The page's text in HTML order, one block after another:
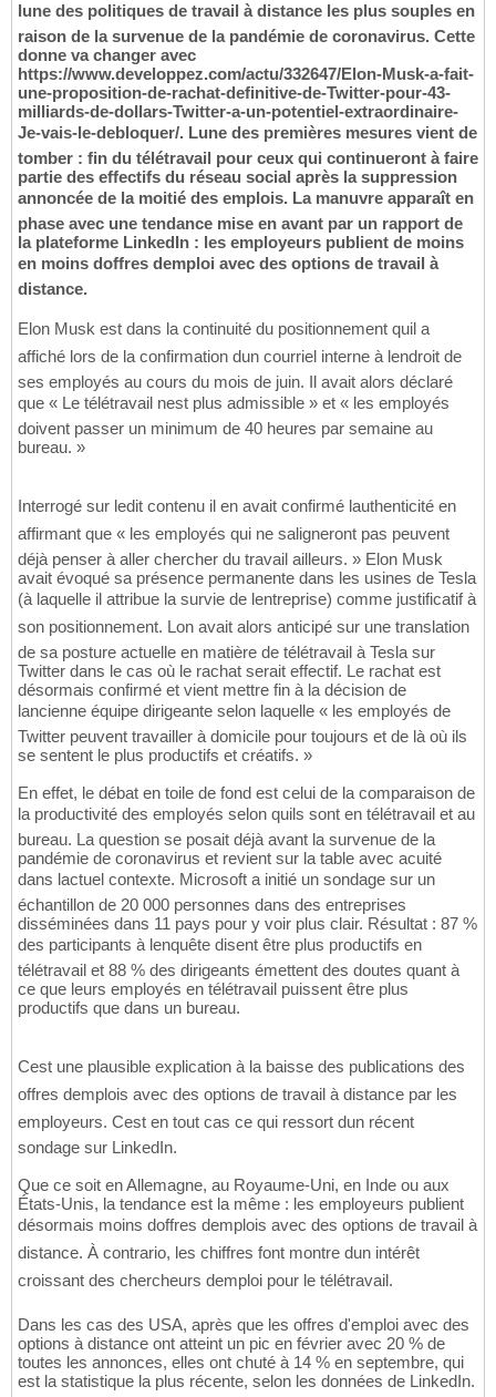
lune des politiques de travail à distance les plus souples en
raison de la survenue de la pandémie de coronavirus. Cette
donne va changer avec
https://www.developpez.com/actu/332647/Elon-Musk-a-fait-
une-proposition-de-rachat-definitive-de-Twitter-pour-43-
milliards-de-dollars-Twitter-a-un-potentiel-extraordinaire-
Je-vais-le-debloquer/. Lune des premières mesures vient de
tomber : fin du télétravail pour ceux qui continueront à faire
partie des effectifs du réseau social après la suppression
annoncée de la moitié des emplois. La manuvre apparaît en
phase avec une tendance mise en avant par un rapport de
la plateforme LinkedIn : les employeurs publient de moins
en moins doffres demploi avec des options de travail à
distance.
Elon Musk est dans la continuité du positionnement quil a
affiché lors de la confirmation dun courriel interne à lendroit de
ses employés au cours du mois de juin. Il avait alors déclaré
que « Le télétravail nest plus admissible » et « les employés
doivent passer un minimum de 40 heures par semaine au
bureau. »
Interrogé sur ledit contenu il en avait confirmé lauthenticité en
affirmant que « les employés qui ne saligneront pas peuvent
déjà penser à aller chercher du travail ailleurs. » Elon Musk
avait évoqué sa présence permanente dans les usines de Tesla
(à laquelle il attribue la survie de lentreprise) comme justificatif à
son positionnement. Lon avait alors anticipé sur une translation
de sa posture actuelle en matière de télétravail à Tesla sur
Twitter dans le cas où le rachat serait effectif. Le rachat est
désormais confirmé et vient mettre fin à la décision de
lancienne équipe dirigeante selon laquelle « les employés de
Twitter peuvent travailler à domicile pour toujours et de là où ils
se sentent le plus productifs et créatifs. »
En effet, le débat en toile de fond est celui de la comparaison de
la productivité des employés selon quils sont en télétravail et au
bureau. La question se posait déjà avant la survenue de la
pandémie de coronavirus et revient sur la table avec acuité
dans lactuel contexte. Microsoft a initié un sondage sur un
échantillon de 20 000 personnes dans des entreprises
disséminées dans 11 pays pour y voir plus clair. Résultat : 87 %
des participants à lenquête disent être plus productifs en
télétravail et 88 % des dirigeants émettent des doutes quant à
ce que leurs employés en télétravail puissent être plus
productifs que dans un bureau.
Cest une plausible explication à la baisse des publications des
offres demplois avec des options de travail à distance par les
employeurs. Cest en tout cas ce qui ressort dun récent
sondage sur LinkedIn.
Que ce soit en Allemagne, au Royaume-Uni, en Inde ou aux
États-Unis, la tendance est la même : les employeurs publient
désormais moins doffres demplois avec des options de travail à
distance. À contrario, les chiffres font montre dun intérêt
croissant des chercheurs demploi pour le télétravail.
Dans les cas des USA, après que les offres d'emploi avec des
options à distance ont atteint un pic en février avec 20 % de
toutes les annonces, elles ont chuté à 14 % en septembre, qui
est la statistique la plus récente, selon les données de LinkedIn.